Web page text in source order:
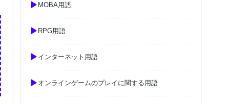
MOBA用語
RPG用語
インターネット用語
オンラインゲームのプレイに関する用語